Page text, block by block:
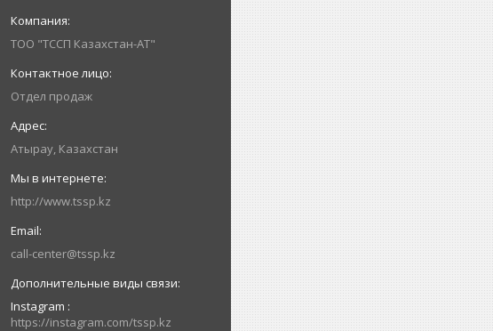
ТОО "ТССП Казахстан-АТ"
Отдел продаж
Атырау, Казахстан
http://www.tssp.kz
call-center@tssp.kz
Instagram
https://instagram.com/tssp.kz